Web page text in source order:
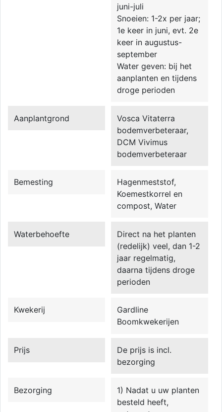
juni-juli
Snoeien: 1-2x per jaar;
1e keer in juni, evt. 2e
keer in augustus-
september
Water geven: bij het
aanplanten en tijdens
droge perioden
Aanplantgrond
Vosca Vitaterra
bodemverbeteraar,
DCM Vivimus
bodemverbeteraar
Bemesting
Hagenmeststof,
Koemestkorrel en
compost, Water
Waterbehoefte
Direct na het planten
(redelijk) veel, dan 1-2
jaar regelmatig,
daarna tijdens droge
perioden
Kwekerij
Gardline
Boomkwekerijen
Prijs
De prijs is incl.
bezorging
Bezorging
1) Nadat u uw planten
besteld heeft,